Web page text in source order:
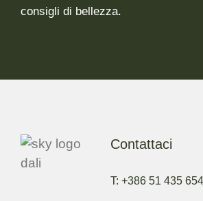
consigli di bellezza.
Contattaci
T: +386 51 435 654